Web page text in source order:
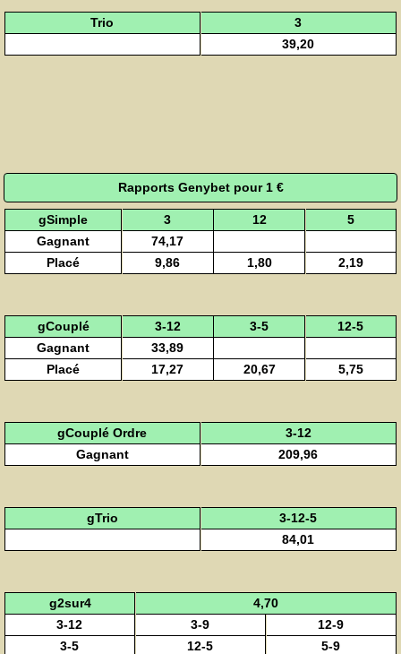
Trio
3
39,20
Rapports Genybet pour 1 €
gSimple 3 12
5
Gagnant
74,17
Placé
9,86 1,80 2,19
gCouplé 3-12 3-5
12-5
Gagnant
33,89
Placé
17,27 20,67 5,75
gCouplé Ordre
3-12
Gagnant
209,96
gTrio
3-12-5
84,01
g2sur4
4,70
3-12
3-9
12-9
3-5
12-5 5-9